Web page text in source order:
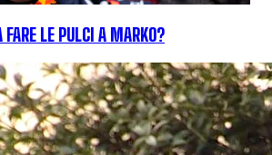
FARE LE PULCI A MARKO?